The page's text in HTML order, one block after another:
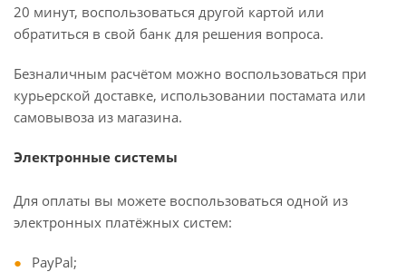
20 минут, воспользоваться другой картой или
обратиться в свой банк для решения вопроса.
Безналичным расчётом можно воспользоваться при
курьерской доставке, использовании постамата или
самовывоза из магазина.
Электронные системы
Для оплаты вы можете воспользоваться одной из
электронных платёжных систем:
PayPal;